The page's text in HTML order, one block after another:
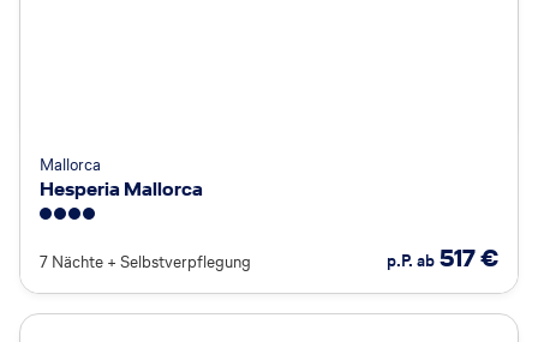
Mallorca
Hesperia Mallorca
7 Nächte + Selbstverpflegung p.P. ab 517€